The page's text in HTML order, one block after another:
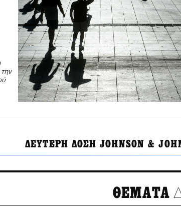
ΔΕΥΤΕΡΗ ΔΟΣΗ JOHNSON &
ΘΕΜΑΤΑ